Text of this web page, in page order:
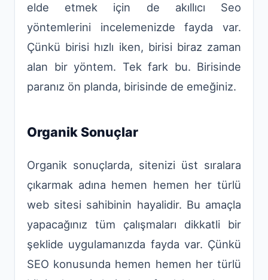
elde etmek için de akıllıcı Seo
yöntemlerini incelemenizde fayda var.
Çünkü birisi hızlı iken, birisi biraz zaman
alan bir yöntem. Tek fark bu. Birisinde
paranız ön planda, birisinde de emeğiniz.
Organik Sonuçlar
Organik sonuçlarda, sitenizi üst sıralara
çıkarmak adına hemen hemen her türlü
web sitesi sahibinin hayalidir. Bu amaçla
yapacağınız tüm çalışmaları dikkatli bir
şeklide uygulamanızda fayda var. Çünkü
SEO konusunda hemen hemen her türlü